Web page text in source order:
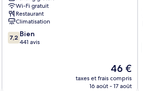
Lepas
Wi-Fi gratuit
Restaurant
Climatisation
7.2
sur
7,2 Bien
441 avis
Le
nouveau
prix
46 €
taxes et frais compris
16 août - 17 août